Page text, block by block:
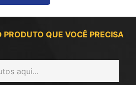
PRODUTO QUE VOCÊ PRECISA